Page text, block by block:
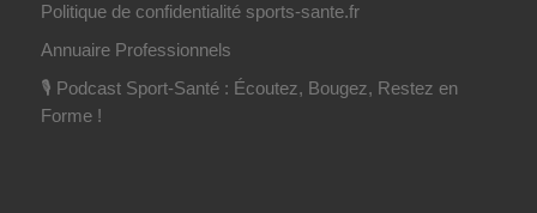
Politique de confidentialité sports-sante.fr
Annuaire Professionnels
🎙️ Podcast Sport-Santé : Écoutez, Bougez, Restez en
Forme !